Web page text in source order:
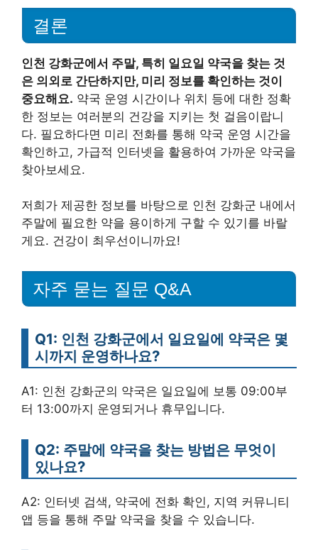
결론
인천 강화군에서 주말, 특히 일요일 약국을 찾는 것
은 의외로 간단하지만, 미리 정보를 확인하는 것이
중요해요. 약국 운영 시간이나 위치 등에 대한 정확
한 정보는 여러분의 건강을 지키는 첫 걸음이랍니
다. 필요하다면 미리 전화를 통해 약국 운영 시간을
확인하고, 가급적 인터넷을 활용하여 가까운 약국을
찾아보세요.
저희가 제공한 정보를 바탕으로 인천 강화군 내에서
주말에 필요한 약을 용이하게 구할 수 있기를 바랄
게요. 건강이 최우선이니까요!
자주 묻는 질문 Q&A
Q1: 인천 강화군에서 일요일에 약국은 몇
시까지 운영하나요?
A1: 인천 강화군의 약국은 일요일에 보통 09:00부
터 13:00까지 운영되거나 휴무입니다.
Q2: 주말에 약국을 찾는 방법은 무엇이
있나요?
A2: 인터넷 검색, 약국에 전화 확인, 지역 커뮤니티
앱 등을 통해 주말 약국을 찾을 수 있습니다.